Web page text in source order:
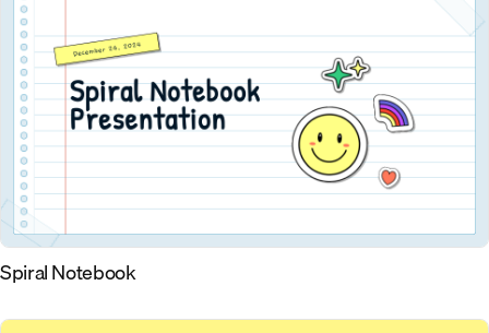
Spiral Notebook